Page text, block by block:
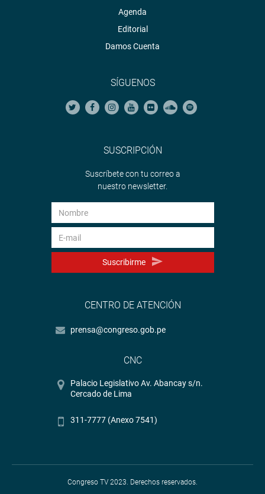
Agenda
Editorial
Damos Cuenta
SÍGUENOS
SUSCRIPCIÓN
Suscríbete con tu correo a
nuestro newsletter.
Suscribirme
CENTRO DE ATENCIÓN
prensa@congreso.gob.pe
CNC
Palacio Legislativo Av. Abancay s/n.
Cercado de Lima
311-7777 (Anexo 7541)
Congreso TV 2023. Derechos reservados.